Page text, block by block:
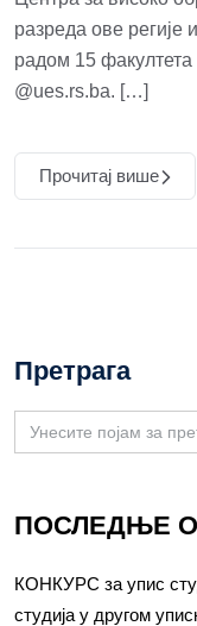
разреда ове регије
радом 15 факултета
@ues.rs.ba. […]
Прочитај више
Претрага
Search
for:
ПОСЛЕДЊЕ
КОНКУРС за упис
студија у другом